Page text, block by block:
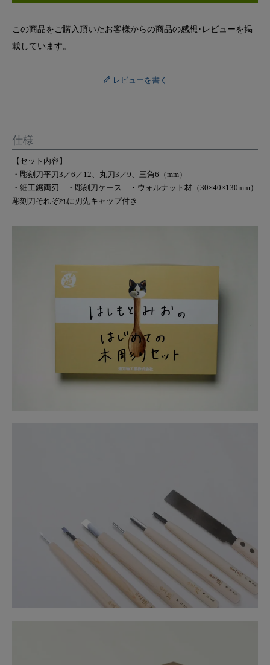
この商品をご購入頂いたお客様からの商品の感想･レビューを掲
載しています。
レビューを書く
仕様
【セット内容】
・彫刻刀平刀3／6／12、丸刀3／9、三角6（mm）
・細工鋸両刃 ・彫刻刀ケース ・ウォルナット材（30×40×130mm）
彫刻刀それぞれに刃先キャップ付き